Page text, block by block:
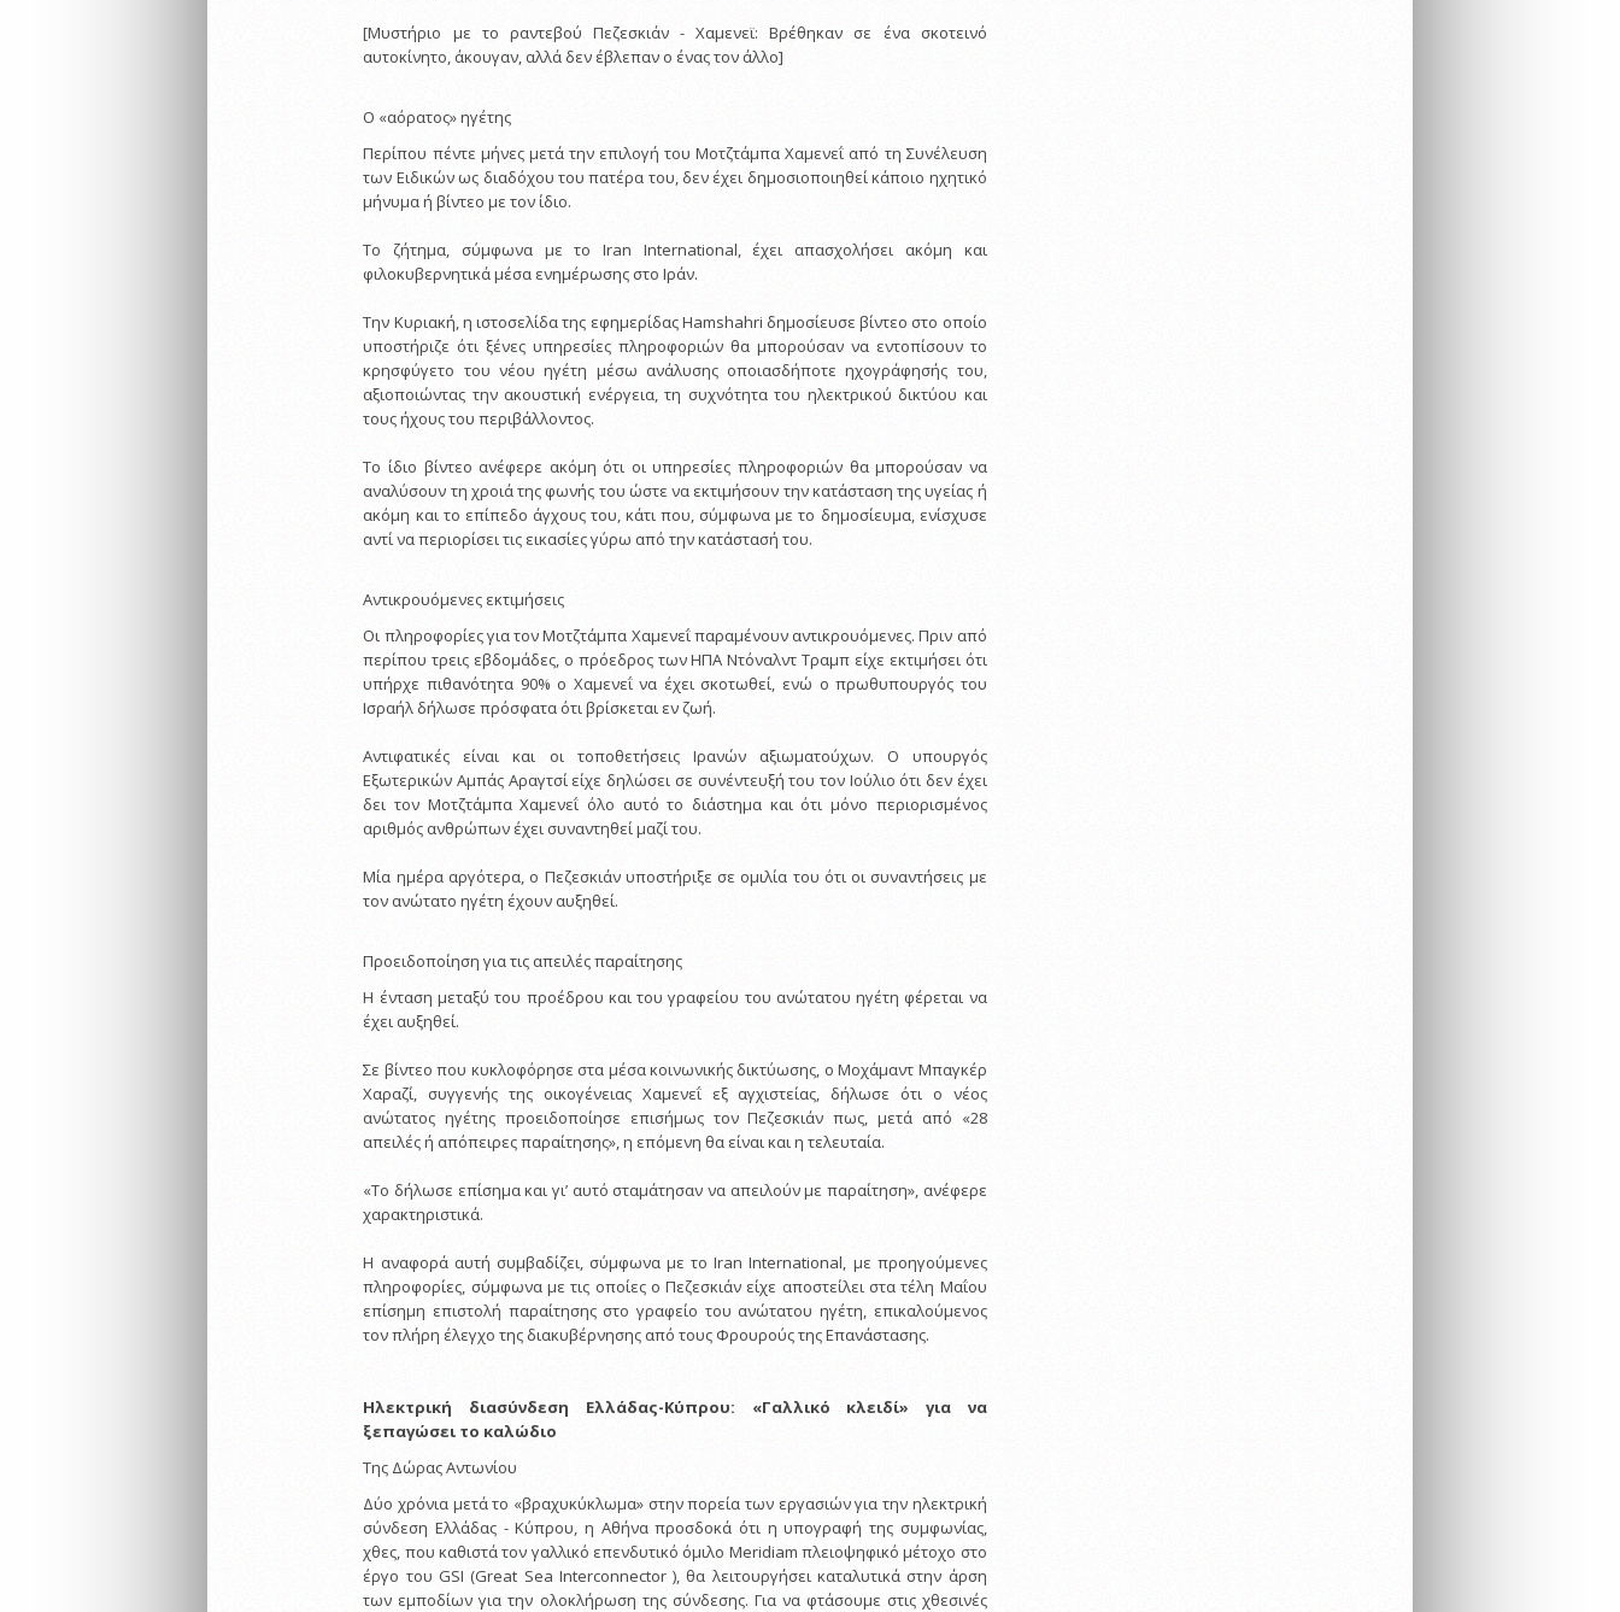
[Μυστήριο με το ραντεβού Πεζεσκιάν - Χαμενεϊ: Βρέθηκαν σε ένα σκοτεινό
αυτοκίνητο, άκουγαν, αλλά δεν έβλεπαν ο ένας τον άλλο]
Ο «αόρατος» ηγέτης
Περίπου πέντε μήνες μετά την επιλογή του Μοτζτάμπα Χαμενεΐ από τη Συνέλευση
των Ειδικών ως διαδόχου του πατέρα του, δεν έχει δημοσιοποιηθεί κάποιο ηχητικό
μήνυμα ή βίντεο με τον ίδιο.
Το ζήτημα, σύμφωνα με το Iran International, έχει απασχολήσει ακόμη και
φιλοκυβερνητικά μέσα ενημέρωσης στο Ιράν.
Την Κυριακή, η ιστοσελίδα της εφημερίδας Hamshahri δημοσίευσε βίντεο στο οποίο
υποστήριζε ότι ξένες υπηρεσίες πληροφοριών θα μπορούσαν να εντοπίσουν το
κρησφύγετο του νέου ηγέτη μέσω ανάλυσης οποιασδήποτε ηχογράφησής του,
αξιοποιώντας την ακουστική ενέργεια, τη συχνότητα του ηλεκτρικού δικτύου και
τους ήχους του περιβάλλοντος.
Το ίδιο βίντεο ανέφερε ακόμη ότι οι υπηρεσίες πληροφοριών θα μπορούσαν να
αναλύσουν τη χροιά της φωνής του ώστε να εκτιμήσουν την κατάσταση της υγείας ή
ακόμη και το επίπεδο άγχους του, κάτι που, σύμφωνα με το δημοσίευμα, ενίσχυσε
αντί να περιορίσει τις εικασίες γύρω από την κατάστασή του.
Αντικρουόμενες εκτιμήσεις
Οι πληροφορίες για τον Μοτζτάμπα Χαμενεΐ παραμένουν αντικρουόμενες. Πριν από
περίπου τρεις εβδομάδες, ο πρόεδρος των ΗΠΑ Ντόναλντ Τραμπ είχε εκτιμήσει ότι
υπήρχε πιθανότητα 90% ο Χαμενεΐ να έχει σκοτωθεί, ενώ ο πρωθυπουργός του
Ισραήλ δήλωσε πρόσφατα ότι βρίσκεται εν ζωή.
Αντιφατικές είναι και οι τοποθετήσεις Ιρανών αξιωματούχων. Ο υπουργός
Εξωτερικών Αμπάς Αραγτσί είχε δηλώσει σε συνέντευξή του τον Ιούλιο ότι δεν έχει
δει τον Μοτζτάμπα Χαμενεΐ όλο αυτό το διάστημα και ότι μόνο περιορισμένος
αριθμός ανθρώπων έχει συναντηθεί μαζί του.
Μία ημέρα αργότερα, ο Πεζεσκιάν υποστήριξε σε ομιλία του ότι οι συναντήσεις με
τον ανώτατο ηγέτη έχουν αυξηθεί.
Προειδοποίηση για τις απειλές παραίτησης
Η ένταση μεταξύ του προέδρου και του γραφείου του ανώτατου ηγέτη φέρεται να
έχει αυξηθεί.
Σε βίντεο που κυκλοφόρησε στα μέσα κοινωνικής δικτύωσης, ο Μοχάμαντ Μπαγκέρ
Χαραζί, συγγενής της οικογένειας Χαμενεΐ εξ αγχιστείας, δήλωσε ότι ο νέος
ανώτατος ηγέτης προειδοποίησε επισήμως τον Πεζεσκιάν πως, μετά από «28
απειλές ή απόπειρες παραίτησης», η επόμενη θα είναι και η τελευταία.
«Το δήλωσε επίσημα και γι’ αυτό σταμάτησαν να απειλούν με παραίτηση», ανέφερε
χαρακτηριστικά.
Η αναφορά αυτή συμβαδίζει, σύμφωνα με το Iran International, με προηγούμενες
πληροφορίες, σύμφωνα με τις οποίες ο Πεζεσκιάν είχε αποστείλει στα τέλη Μαΐου
επίσημη επιστολή παραίτησης στο γραφείο του ανώτατου ηγέτη, επικαλούμενος
τον πλήρη έλεγχο της διακυβέρνησης από τους Φρουρούς της Επανάστασης.
Ηλεκτρική διασύνδεση Ελλάδας-Κύπρου: «Γαλλικό κλειδί» για να
ξεπαγώσει το καλώδιο
Της Δώρας Αντωνίου
Δύο χρόνια μετά το «βραχυκύκλωμα» στην πορεία των εργασιών για την ηλεκτρική
σύνδεση Ελλάδας - Κύπρου, η Αθήνα προσδοκά ότι η υπογραφή της συμφωνίας,
χθες, που καθιστά τον γαλλικό επενδυτικό όμιλο Meridiam πλειοψηφικό μέτοχο στο
έργο του GSI (Great Sea Interconnector ), θα λειτουργήσει καταλυτικά στην άρση
των εμποδίων για την ολοκλήρωση της σύνδεσης. Για να φτάσουμε στις χθεσινές